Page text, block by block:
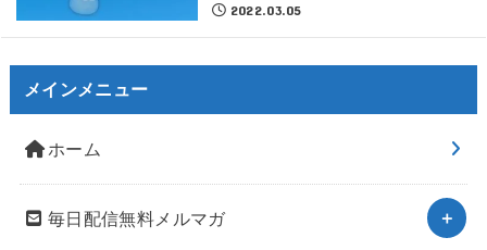
2022.03.05
メインメニュー
ホーム
毎日配信無料メルマガ